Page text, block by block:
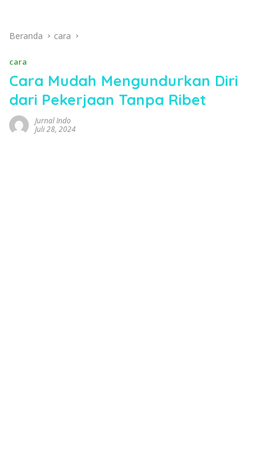
Beranda cara
cara
Cara Mudah Mengundurkan Diri
dari Pekerjaan Tanpa Ribet
Jurnal Indo
Juli 28, 2024